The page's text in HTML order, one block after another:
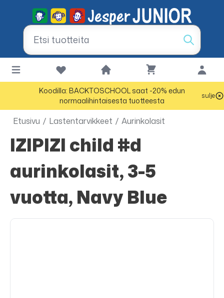
Koodilla: BACKTOSCHOOL saat -20% edun
normaalihintaisesta tuotteesta
sulje
Etusivu / Lastentarvikkeet / Aurinkolasit
IZIPIZI child #d
aurinkolasit, 3-5
vuotta, Navy Blue